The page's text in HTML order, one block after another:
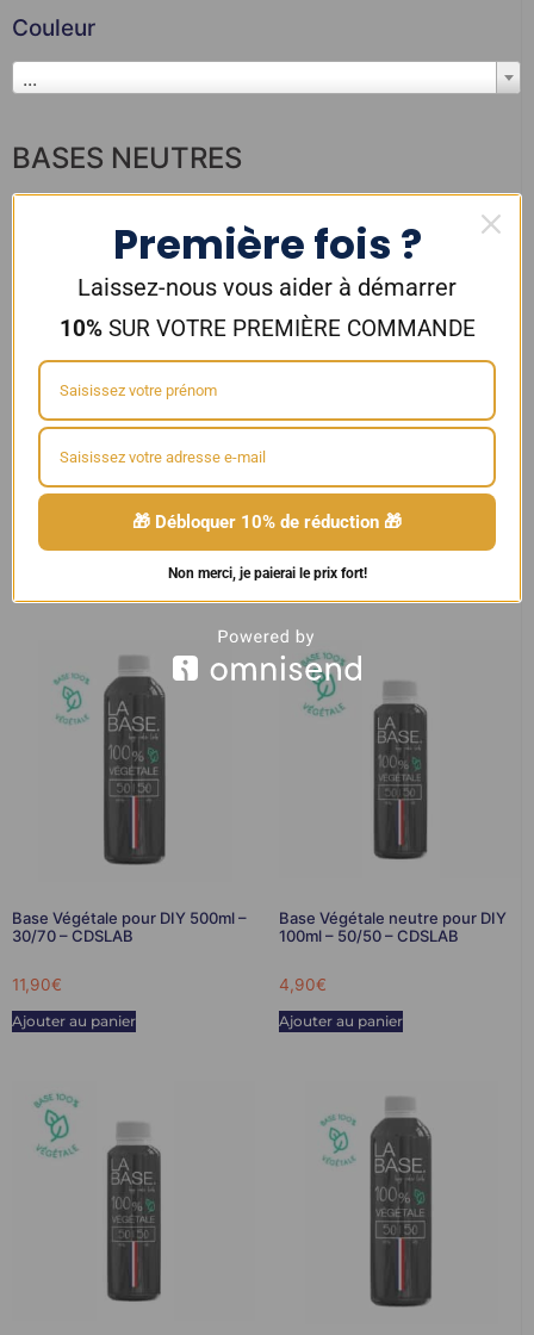
Couleur
...
BASES NEUTRES
Base neutre 50/50 pour DIY –
Mx Lab
6,90
Base Végétale pour DIY 500ml –
40/60 – CDSLAB
Ajouter au panier
Base Végétale pour DIY 500ml –
30/70 – CDSLAB
11,90€
Ajouter au panier
Base Végétale neutre pour DIY
100ml – 50/50 – CDSLAB
4,90€
Ajouter au panier
Première fois ?
Laissez-nous vous aider à démarrer
10%SUR VOTRE PREMIÈRE COMMANDE
🎁 Débloquer 10% de réduction 🎁
Non merci, je paierai le prix fort!